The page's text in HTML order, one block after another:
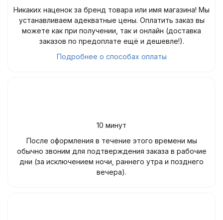
Никаких наценок за бренд товара или имя магазина! Мы
устанавливаем адекватные цены. Оплатить заказ вы
можете как при получении, так и онлайн (доставка
заказов по предоплате ещё и дешевле!).
Подробнее о способах оплаты
10 минут
После оформления в течение этого времени мы
обычно звоним для подтверждения заказа в рабочие
дни (за исключением ночи, раннего утра и позднего
вечера).